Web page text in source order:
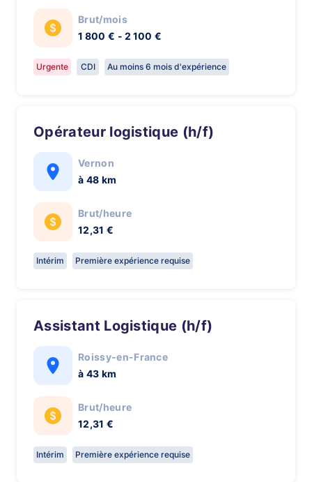
Brut/mois
1 800 € - 2 100 €
Urgente CDI Au moins 6 mois d'expérience
Opérateur logistique (h/f)
Vernon
à 48 km
Brut/heure
12,31 €
Intérim Première expérience requise
Assistant Logistique (h/f)
Roissy-en-France
à 43 km
Brut/heure
12,31 €
Intérim Première expérience requise